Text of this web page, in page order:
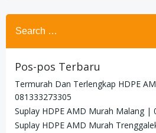
Search
for:
Pos-pos Terbaru
Termurah Dan Terlengkap HDPE
081333273305
Suplay HDPE AMD Murah Malang |
Suplay HDPE AMD Murah